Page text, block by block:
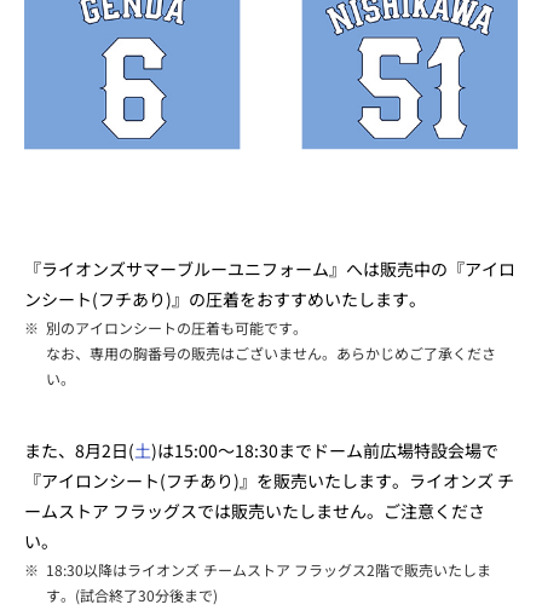
『ライオンズサマーブルーユニフォーム』へは販売中の『アイロ
ンシート(フチあり)』の圧着をおすすめいたします。
※ 別のアイロンシートの圧着も可能です。
なお、専用の胸番号の販売はございません。あらかじめご了承くださ
い。
また、8月2日(土)は15:00～18:30までドーム前広場特設会場で
『アイロンシート(フチあり)』を販売いたします。ライオンズ チ
ームストア フラッグスでは販売いたしません。ご注意くださ
い。
※ 18:30以降はライオンズ チームストア フラッグス2階で販売いたしま
す。(試合終了30分後まで)